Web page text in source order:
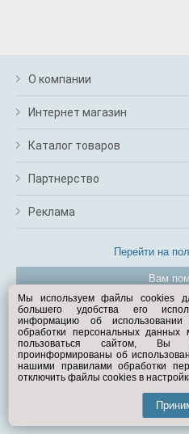
О компании
Интернет магазин
Каталог товаров
Партнерство
Реклама
Перейти на
Вам
© Exist.ru
Мы используем файлы cookies
большего удобства его
информацию об
обработки персональных
пользоваться сайтом, Вы
проинформированы об
нашими правилами обработки
отключить файлы cookies в